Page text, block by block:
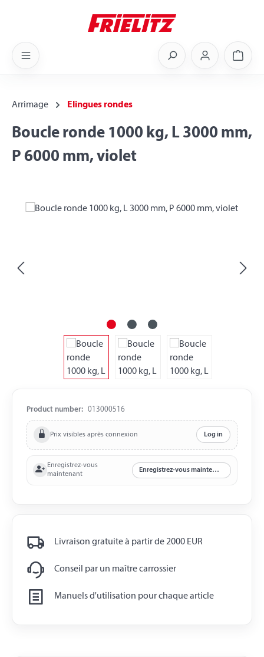
Arrimage Elingues rondes
Boucle ronde 1000 kg, L 3000 mm,
P 6000 mm, violet
Skip image gallery
Product number: 013000516
Prix visibles après connexion Log in
Enregistrez-vous
maintenant
Enregistrez-vous maintenant
Livraison gratuite à partir de 2000 EUR
Conseil par un maître carrossier
Manuels d'utilisation pour chaque article